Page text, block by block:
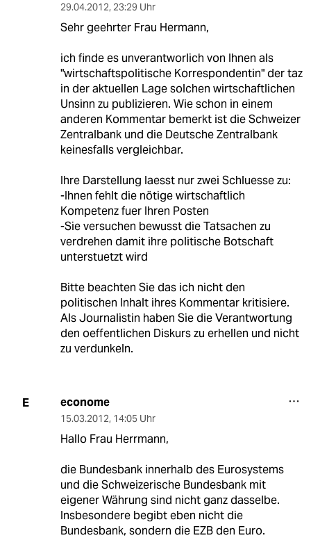
29.04.2012, 23:29 Uhr
Sehr geehrter Frau Hermann,
ich finde es unverantworlich von Ihnen als
"wirtschaftspolitische Korrespondentin" der taz
in der aktuellen Lage solchen wirtschaftlichen
Unsinn zu publizieren. Wie schon in einem
anderen Kommentar bemerkt ist die Schweizer
Zentralbank und die Deutsche Zentralbank
keinesfalls vergleichbar.
Ihre Darstellung laesst nur zwei Schluesse zu:
-Ihnen fehlt die nötige wirtschaftlich
Kompetenz fuer Ihren Posten
-Sie versuchen bewusst die Tatsachen zu
verdrehen damit ihre politische Botschaft
unterstuetzt wird
Bitte beachten Sie das ich nicht den
politischen Inhalt ihres Kommentar kritisiere.
Als Journalistin haben Sie die Verantwortung
den oeffentlichen Diskurs zu erhellen und nicht
zu verdunkeln.
E econome
15.03.2012, 14:05 Uhr
Hallo Frau Herrmann,
die Bundesbank innerhalb des Eurosystems
und die Schweizerische Bundesbank mit
eigener Währung sind nicht ganz dasselbe.
Insbesondere begibt eben nicht die
Bundesbank, sondern die EZB den Euro.